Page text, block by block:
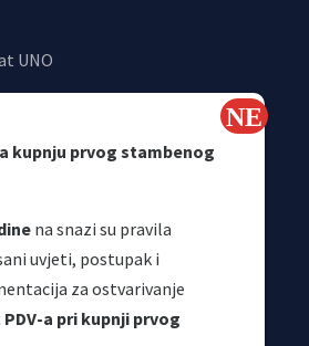
kupnju prvog stambenog
na snazi su pravila
uvjeti, postupak i
za ostvarivanje
a pri kupnji prvog
UNO